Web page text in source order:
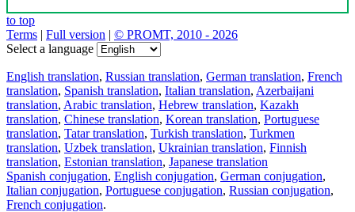
to top
Terms | Full version | © PROMT, 2010 - 2026
Select a language
English translation, Russian translation, German translation, French
translation, Spanish translation, Italian translation, Azerbaijani
translation, Arabic translation, Hebrew translation, Kazakh
translation, Chinese translation, Korean translation, Portuguese
translation, Tatar translation, Turkish translation, Turkmen
translation, Uzbek translation, Ukrainian translation, Finnish
translation, Estonian translation, Japanese translation
Spanish conjugation, English conjugation, German conjugation,
Italian conjugation, Portuguese conjugation, Russian conjugation,
French conjugation.